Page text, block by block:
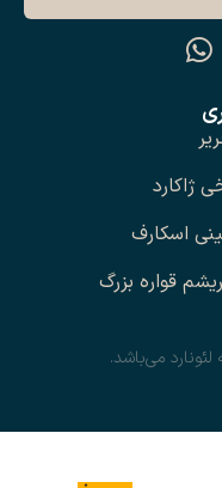
ژاکارد
اسکارف
قواره بزرگ
انتخاب